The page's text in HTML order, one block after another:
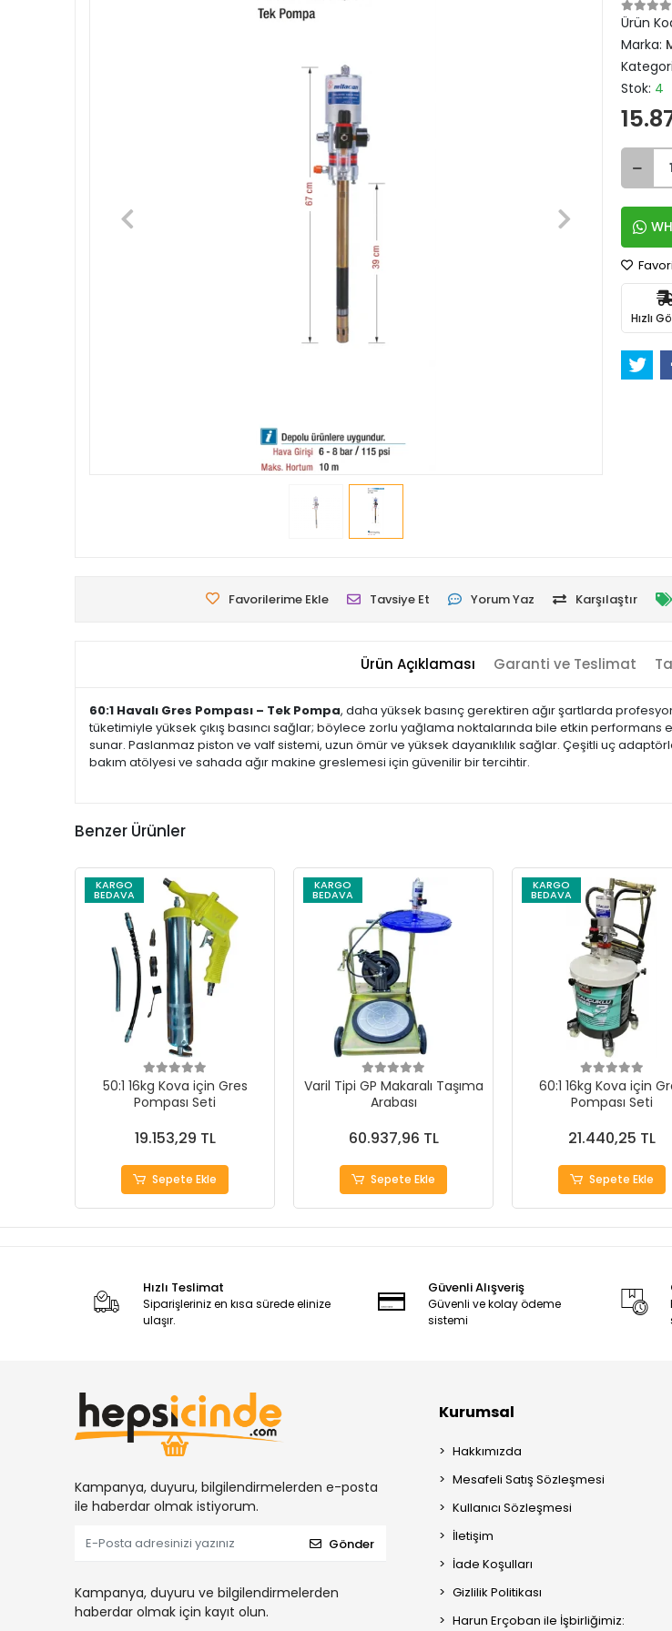
Ürün
Marka:
Stok: 4
Hızlı
Favorilerime Ekle Tavsiye Et Yorum Yaz Karşılaştır
Ürün Açıklaması Garanti ve Teslimat
60:1 Havalı Gres Pompası – Tek Pompa, daha yüksek basınç gerektiren ağır şartlarda
tüketimiyle yüksek çıkış basıncı sağlar; böylece zorlu yağlama noktalarında bile etkin
sunar. Paslanmaz piston ve valf sistemi, uzun ömür ve yüksek dayanıklılık sağlar. Çeşitli uç
bakım atölyesi ve sahada ağır makine greslemesi için güvenilir bir tercihtir.
Benzer Ürünler
KARGO
BEDAVA
50:1 16kg Kova için Gres
Pompası Seti
19.153,29 TL
Sepete Ekle
KARGO
BEDAVA
Varil Tipi GP Makaralı Taşıma
Arabası
60.937,96 TL
Sepete Ekle
KARGO
BEDAVA
60:1 16kg Kova için
Pompası Seti
21.440,25 TL
Sepete Ekle
Hızlı Teslimat
Siparişleriniz en kısa sürede elinize
ulaşır.
Güvenli Alışveriş
Güvenli ve kolay ödeme
sistemi
Kampanya, duyuru, bilgilendirmelerden e-posta
ile haberdar olmak istiyorum.
Gönder
Kampanya, duyuru ve bilgilendirmelerden
haberdar olmak için kayıt olun.
Kurumsal
Hakkımızda
Mesafeli Satış Sözleşmesi
Kullanıcı Sözleşmesi
İletişim
İade Koşulları
Gizlilik Politikası
Harun Erçoban ile İşbirliğimiz: